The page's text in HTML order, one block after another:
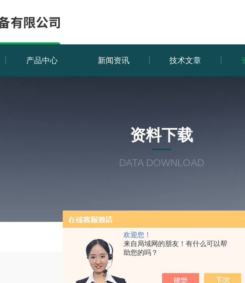
欢迎您！
来自局域网的朋友！有什么可以帮
助您的吗？
产品中心 新闻资讯 技术文章
资料下载
DATA DOWNLOAD